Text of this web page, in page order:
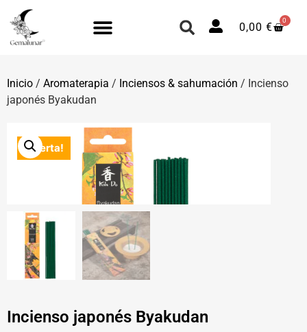
0,00 €
0
Inicio / Aromaterapia / Inciensos & sahumación / Incienso
japonés Byakudan
¡Oferta!
Incienso japonés Byakudan